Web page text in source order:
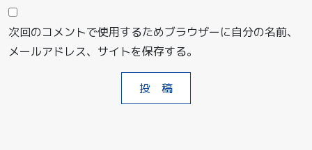
次回のコメントで使用するためブラウザーに自分の名前、
メールアドレス、サイトを保存する。